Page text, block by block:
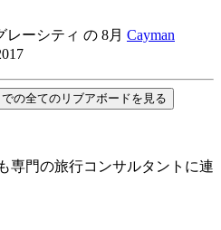
レーシティ の 8月 Cayman
の全てのリブアボードを見る
専門の旅行コンサルタントに連